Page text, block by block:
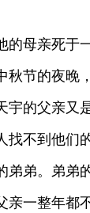
的母亲死于
秋节的夜晚
的父亲又
找不到他们
弟弟。弟弟
亲一整年都